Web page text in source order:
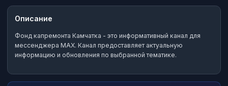
Описание
Фонд капремонта Камчатка - это информативный канал для
мессенджера MAX. Канал предоставляет актуальную
информацию и обновления по выбранной тематике.